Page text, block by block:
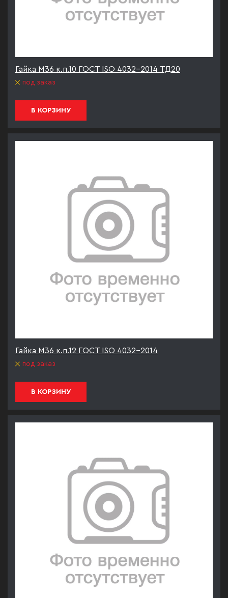
Гайка М36 к.п.10 ГОСТ ISO 4032-2014 ТД20
под заказ
В КОРЗИНУ
Гайка М36 к.п.12 ГОСТ ISO 4032-2014
под заказ
В КОРЗИНУ